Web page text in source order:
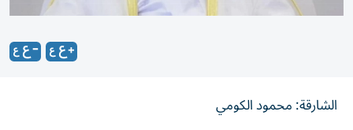
الشارقة: محمود الكومي